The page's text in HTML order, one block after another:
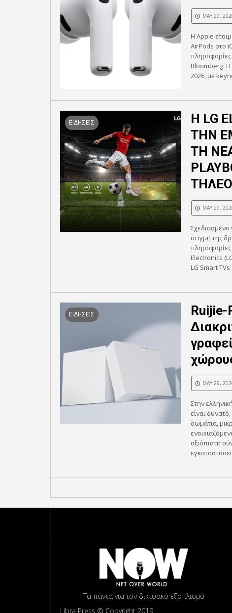
MAY 29,
Η Apple
AirPods στο
Bloomberg. Η
2026, με
ΕΙΔΗΣΕΙΣ
Η LG
ΤΗΝ
ΤΗ
MAY 29,
στιγμή της
Electronics
LG Smart
ΕΙΔΗΣΕΙΣ
Ruijie-
MAY 29,
Στην
είναι
δωμάτια,
αξιόπιστη
Τα πάντα για τον δικτυακό εξοπλισμό
Libra Press © Copyright 2019